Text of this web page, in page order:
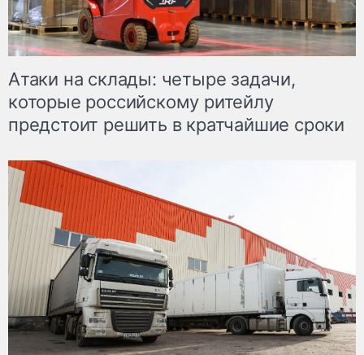
Атаки на склады: четыре задачи,
которые российскому ритейлу
предстоит решить в кратчайшие сроки